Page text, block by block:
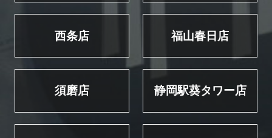
西条店 福山春日店
須磨店 静岡駅葵タワー店